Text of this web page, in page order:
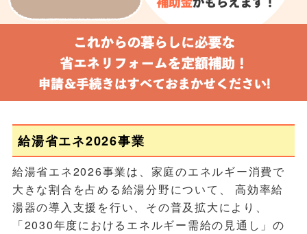
給湯省エネ2026事業
給湯省エネ2026事業は、家庭のエネルギー消費で
大きな割合を占める給湯分野について、 高効率給
湯器の導入支援を行い、その普及拡大により、
「2030年度におけるエネルギー需給の見通し」の